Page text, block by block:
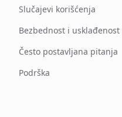
Slučajevi korišćenja
Bezbednost i usklađenost
Često postavljana pitanja
Podrška